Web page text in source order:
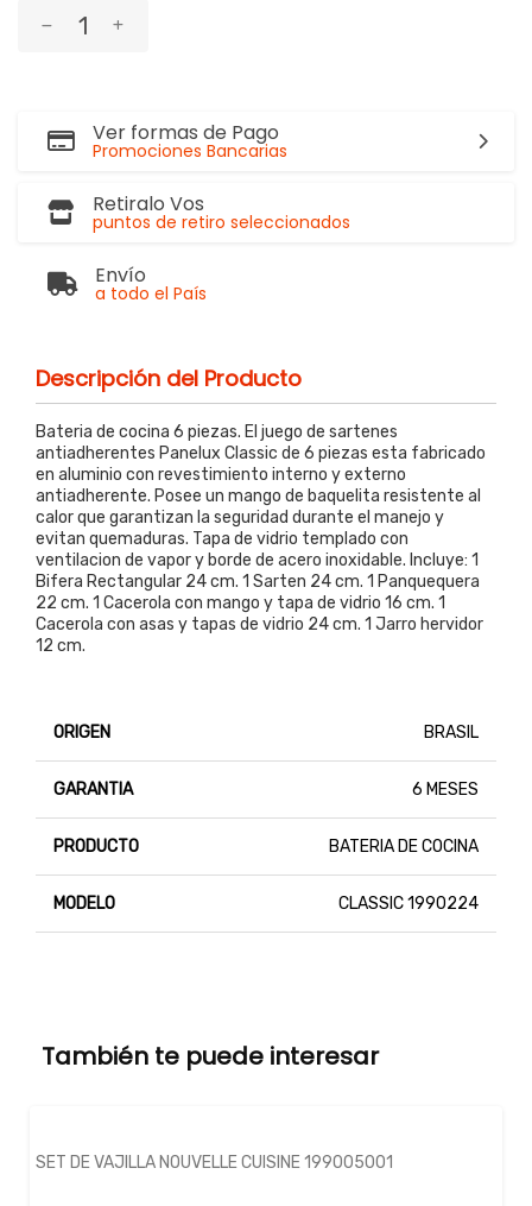
Ver formas de Pago
Promociones Bancarias
Retiralo Vos
puntos de retiro seleccionados
Envío
a todo el País
Descripción del Producto
Bateria de cocina 6 piezas. El juego de sartenes
antiadherentes Panelux Classic de 6 piezas esta fabricado
en aluminio con revestimiento interno y externo
antiadherente. Posee un mango de baquelita resistente al
calor que garantizan la seguridad durante el manejo y
evitan quemaduras. Tapa de vidrio templado con
ventilacion de vapor y borde de acero inoxidable. Incluye: 1
Bifera Rectangular 24 cm. 1 Sarten 24 cm. 1 Panquequera
22 cm. 1 Cacerola con mango y tapa de vidrio 16 cm. 1
Cacerola con asas y tapas de vidrio 24 cm. 1 Jarro hervidor
12 cm.
ORIGEN BRASIL
GARANTIA 6 MESES
PRODUCTO BATERIA DE COCINA
MODELO CLASSIC 1990224
También te puede interesar
SET DE VAJILLA NOUVELLE CUISINE 199005001